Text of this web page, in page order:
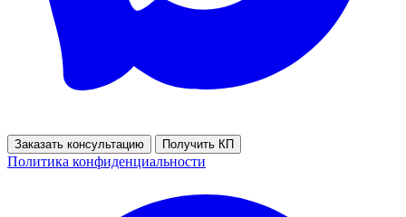
Заказать консультацию Получить КП
Политика конфиденциальности